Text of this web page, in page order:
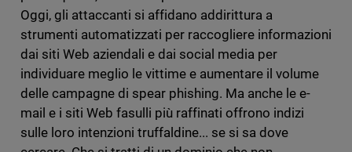
Oggi, gli attaccanti si affidano addirittura a
strumenti automatizzati per raccogliere informazioni
dai siti Web aziendali e dai social media per
individuare meglio le vittime e aumentare il volume
delle campagne di spear phishing. Ma anche le e-
mail e i siti Web fasulli più raffinati offrono indizi
sulle loro intenzioni truffaldine... se si sa dove